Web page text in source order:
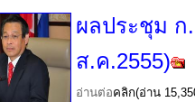
ผลประชุม ก
ส.ค.2555)
อ่านต่อคลิก(อ่าน